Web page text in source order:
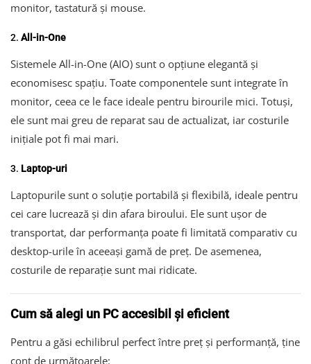
monitor, tastatură și mouse.
2. All-in-One
Sistemele All-in-One (AIO) sunt o opțiune elegantă și
economisesc spațiu. Toate componentele sunt integrate în
monitor, ceea ce le face ideale pentru birourile mici. Totuși,
ele sunt mai greu de reparat sau de actualizat, iar costurile
inițiale pot fi mai mari.
3. Laptop-uri
Laptopurile sunt o soluție portabilă și flexibilă, ideale pentru
cei care lucrează și din afara biroului. Ele sunt ușor de
transportat, dar performanța poate fi limitată comparativ cu
desktop-urile în aceeași gamă de preț. De asemenea,
costurile de reparație sunt mai ridicate.
Cum să alegi un PC accesibil și eficient
Pentru a găsi echilibrul perfect între preț și performanță, ține
cont de următoarele: